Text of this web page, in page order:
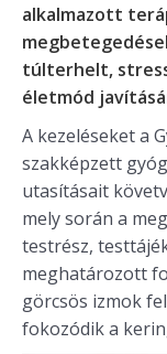
alkalmazott
túlterhelt,
életmód
A kezeléseket a
szakképzett
utasításait
mely során a
testrész,
meghatározott
görcsös izmok
fokozódik a